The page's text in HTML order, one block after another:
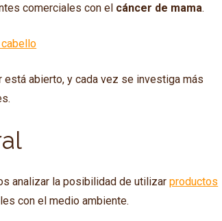
comerciales con el cáncer de mama.
cabello
abierto, y cada vez se investiga más
analizar la posibilidad de utilizarproductos
con el medio ambiente.